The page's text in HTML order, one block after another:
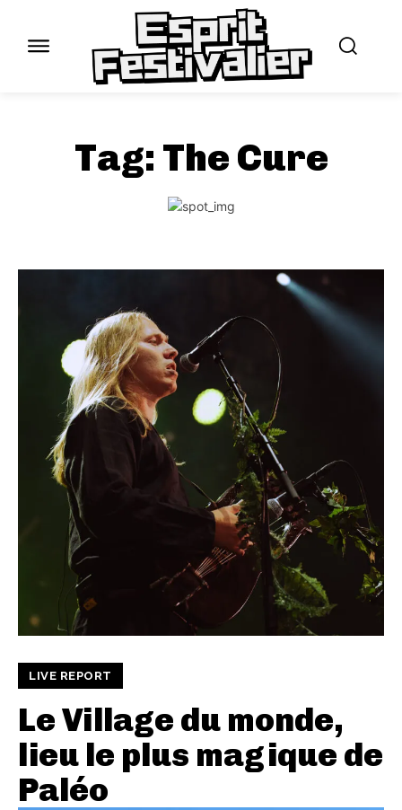
Tag: The Cure
LIVE REPORT
Le Village du monde,
lieu le plus magique de
Paléo